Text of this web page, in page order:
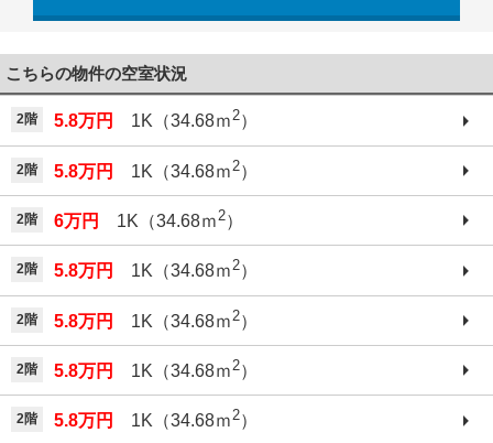
こちらの物件の空室状況
2階 5.8万円 1K（34.68ｍ2）
2階 5.8万円 1K（34.68ｍ 2）
2階 6万円 1K（34.68ｍ 2）
2階 5.8万円 1K（34.68ｍ2）
2階 5.8万円 1K（34.68ｍ 2）
2階 5.8万円 1K（34.68ｍ 2）
2階 5.8万円 1K（34.68ｍ2）